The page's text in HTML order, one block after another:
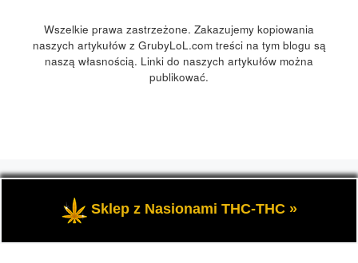
Wszelkie prawa zastrzeżone. Zakazujemy kopiowania
naszych artykułów z GrubyLoL.com treści na tym blogu są
naszą własnością. Linki do naszych artykułów można
publikować.
Przedstawia informacje o marihuanie, czyli cannabis blog,
kuchnia konopna i wiele innych.
Sklep z Nasionami THC-THC »